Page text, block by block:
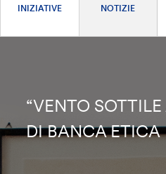
INIZIATIVE NOTIZIE
“VENTO SOTTILE
DI BANCA ETICA